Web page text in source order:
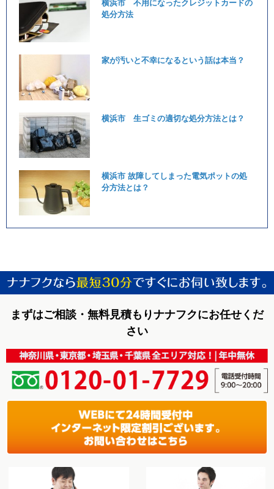
横浜市 不用になったクレジットカードの
処分方法
家が汚いと不幸になるという話は本当？
横浜市 生ゴミの適切な処分方法とは？
横浜市 故障してしまった電気ポットの処
分方法とは？
まずはご相談・無料見積もりナナフクにお任せくだ
さい